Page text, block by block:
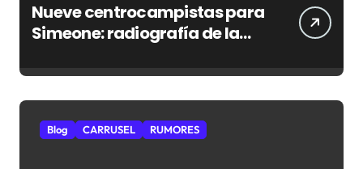
Nueve centrocampistas para
Simeone: radiografía de la
Blog CARRUSEL RUMORES